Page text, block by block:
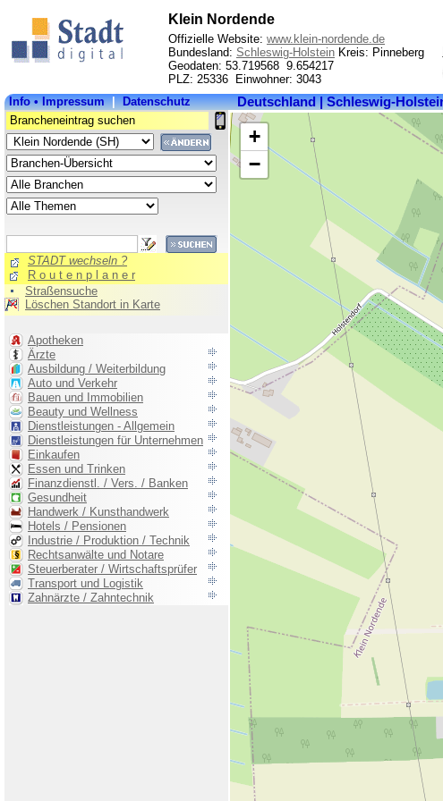
Klein Nordende
Offizielle Website: www.klein-nordende.de
Bundesland: Schleswig-Holstein Kreis: Pinneberg
Geodaten: 53.719568 9.654217
PLZ: 25336 Einwohner: 3043